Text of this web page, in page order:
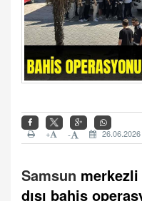
26.06.2026
-
+
Samsun merkezli
dışı bahis